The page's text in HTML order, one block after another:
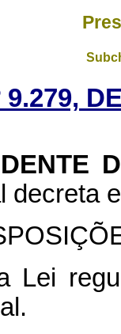
9.279,
DA
decreta
Lei